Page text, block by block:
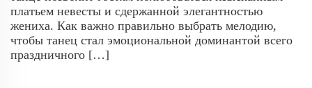
платьем невесты и сдержанной элегантностью
жениха. Как важно правильно выбрать мелодию,
чтобы танец стал эмоциональной доминантой всего
праздничного […]